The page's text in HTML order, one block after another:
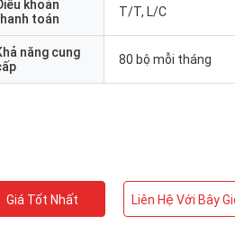
khoản
toán
T/T, L/C
năng cung
80 bộ mỗi tháng
Giá Tốt Nhất Liên Hệ Với Bây